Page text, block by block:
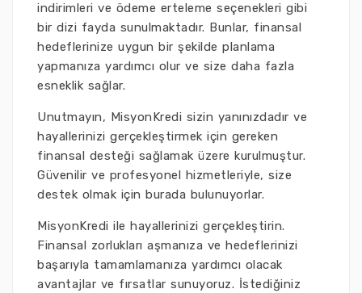
indirimleri ve ödeme erteleme seçenekleri gibi
bir dizi fayda sunulmaktadır. Bunlar, finansal
hedeflerinize uygun bir şekilde planlama
yapmanıza yardımcı olur ve size daha fazla
esneklik sağlar.
Unutmayın, MisyonKredi sizin yanınızdadır ve
hayallerinizi gerçekleştirmek için gereken
finansal desteği sağlamak üzere kurulmuştur.
Güvenilir ve profesyonel hizmetleriyle, size
destek olmak için burada bulunuyorlar.
MisyonKredi ile hayallerinizi gerçekleştirin.
Finansal zorlukları aşmanıza ve hedeflerinizi
başarıyla tamamlamanıza yardımcı olacak
avantajlar ve fırsatlar sunuyoruz. İstediğiniz